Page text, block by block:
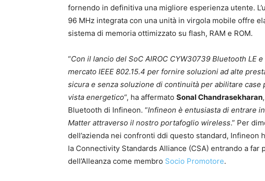
fornendo in definitiva una migliore esperienza utente.
96 MHz integrata con una unità in virgola mobile offre
sistema di memoria ottimizzato su flash, RAM e ROM.
“Con il lancio del SoC AIROC CYW30739 Bluetooth LE
mercato IEEE 802.15.4 per fornire soluzioni ad alte
sicura e senza soluzione di continuità per abilitare
vista energetico“, ha affermato Sonal Chandrasekharan
Bluetooth di Infineon. “Infineon è entusiasta di entrare
Matter attraverso il nostro portafoglio wireless.” Per
dell’azienda nei confronti ddi questo standard, Infineon
la Connectivity Standards Alliance (CSA) entrando a
dell’Alleanza come membro Socio Promotore.